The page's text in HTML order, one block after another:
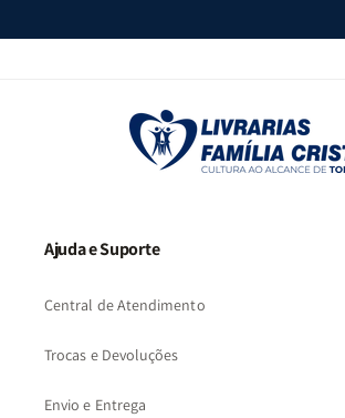
Ajuda e Suporte
Central de Atendimento
Trocas e Devoluções
Envio e Entrega